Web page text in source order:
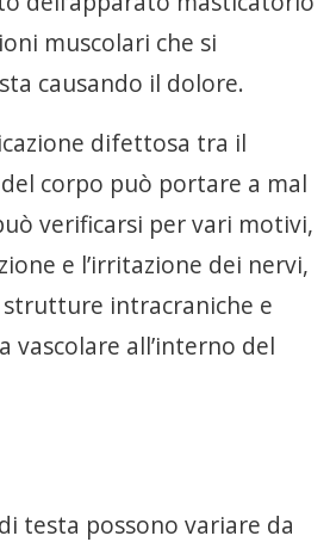
muscolari che si
causando il dolore.
difettosa tra il
corpo può portare a mal
verificarsi per vari motivi,
e l’irritazione dei nervi,
strutture intracraniche e
vascolare all’interno del
testa possono variare da